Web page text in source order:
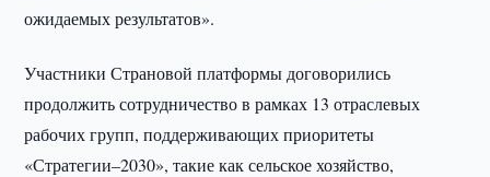
ожидаемых результатов».
Участники Страновой платформы договорились
продолжить сотрудничество в рамках 13 отраслевых
рабочих групп, поддерживающих приоритеты
«Стратегии–2030», такие как сельское хозяйство,